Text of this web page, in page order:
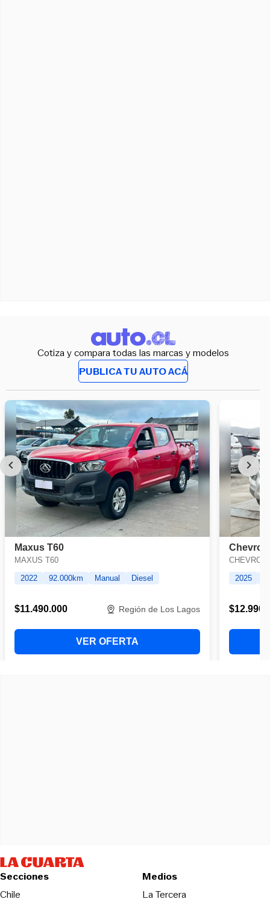
Cotiza y compara todas las marcas y modelos
PUBLICA TU AUTO ACÁ
Secciones
Chile
Medios
La TerceraOpens in new